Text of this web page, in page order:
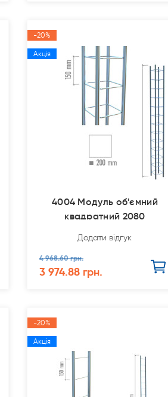
-20%
Акція
4004 Модуль об'ємний
квадратний 2080
Додати відгук
4 968.60 грн.
3 974.88 грн.
-20%
Акція